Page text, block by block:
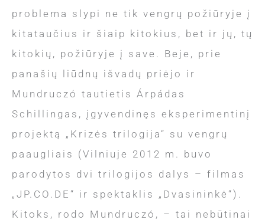
problema slypi ne tik vengrų požiūryje į
kitataučius ir šiaip kitokius, bet ir jų, tų
kitokių, požiūryje į save. Beje, prie
panašių liūdnų išvadų priėjo ir
Mundruczó tautietis Árpádas
Schillingas, įgyvendinęs eksperimentinį
projektą „Krizės trilogija“ su vengrų
paaugliais (Vilniuje 2012 m. buvo
parodytos dvi trilogijos dalys – filmas
„JP.CO.DE“ ir spektaklis „Dvasininkė“).
Kitoks, rodo Mundruczó, – tai nebūtinai